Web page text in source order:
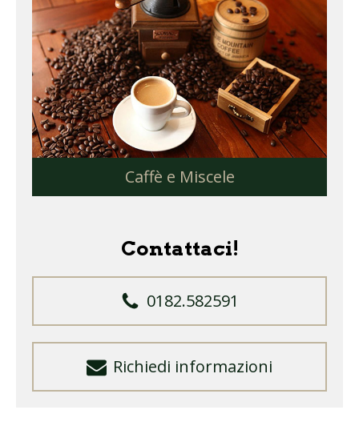
Caffè e Miscele
Contattaci!
0182.582591
Richiedi informazioni